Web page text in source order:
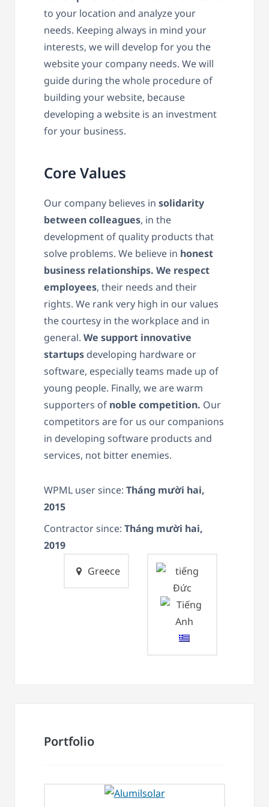
to your location and analyze your
needs. Keeping always in mind your
interests, we will develop for you the
website your company needs. We will
guide during the whole procedure of
building your website, because
developing a website is an investment
for your business.
Core Values
Our company believes in solidarity
between colleagues, in the
development of quality products that
solve problems. We believe in honest
business relationships. We respect
employees, their needs and their
rights. We rank very high in our values ​​
the courtesy in the workplace and in
general. We support innovative
startups developing hardware or
software, especially teams made up of
young people. Finally, we are warm
supporters of noble competition. Our
competitors are for us our companions
in developing software products and
services, not bitter enemies.
WPML user since: Tháng mười hai,
2015
Contractor since: Tháng mười hai,
2019
Greece
Portfolio